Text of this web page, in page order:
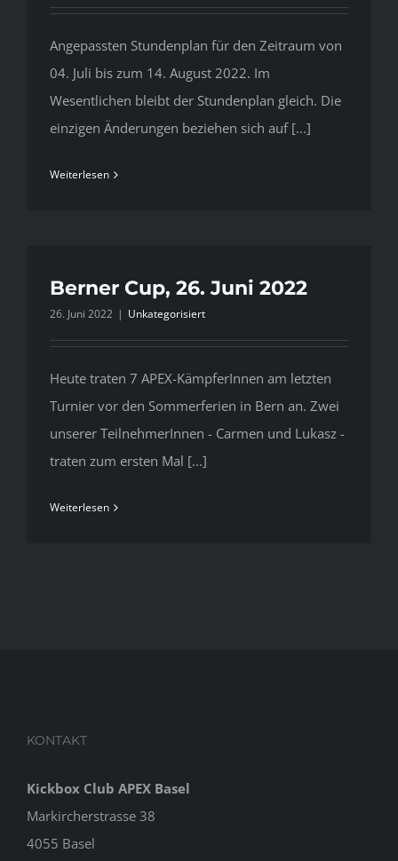
Angepassten Stundenplan für den Zeitraum von
04. Juli bis zum 14. August 2022. Im
Wesentlichen bleibt der Stundenplan gleich. Die
einzigen Änderungen beziehen sich auf [...]
Weiterlesen
Berner Cup, 26. Juni 2022
26. Juni 2022 | Unkategorisiert
Heute traten 7 APEX-KämpferInnen am letzten
Turnier vor den Sommerferien in Bern an. Zwei
unserer TeilnehmerInnen - Carmen und Lukasz -
traten zum ersten Mal [...]
Weiterlesen
KONTAKT
Kickbox Club APEX Basel
Markircherstrasse 38
4055 Basel